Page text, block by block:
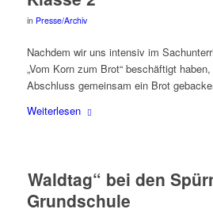
in Presse/Archiv
Nach­dem wir uns inten­siv im
„Vom Korn zum Brot“ beschäf­tigt
Abschluss gemein­sam ein Brot
Wei­ter­le­sen
„Wald­tag“ bei den
Grundschule